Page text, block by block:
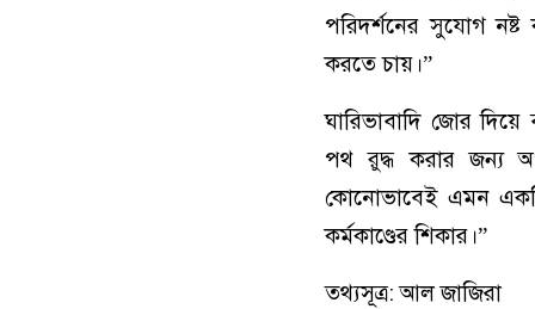
পরিদর্শনের সুযোগ
করতে চায়।”
ঘারিভাবাদি জোর দিয়ে
পথ রুদ্ধ করার জন্য
কোনোভাবেই এমন একটি
কর্মকাণ্ডের শিকার।”
তথ্যসূত্র: আল জাজিরা